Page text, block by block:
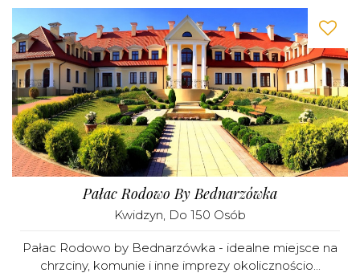
Pałac Rodowo By Bednarzówka
Kwidzyn, Do 150 Osób
Pałac Rodowo by Bednarzówka - idealne miejsce na
chrzciny, komunie i inne imprezy okolicznościo...